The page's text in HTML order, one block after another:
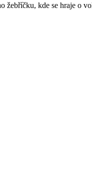
žebříčku, kde se hraje o